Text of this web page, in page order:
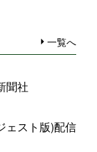
一覧へ
聞社
ェスト版)配信